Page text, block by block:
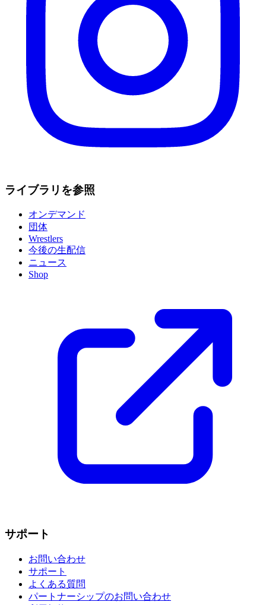
ライブラリを参照
オンデマンド
団体
Wrestlers
今後の生配信
ニュース
Shop
サポート
お問い合わせ
サポート
よくある質問
パートナーシップのお問い合わせ